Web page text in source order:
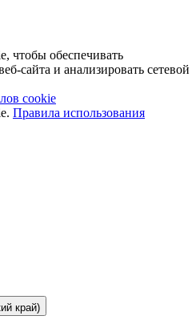
чтобы обеспечивать
сайта и анализировать сетевой
cookie
Правила использования
край)